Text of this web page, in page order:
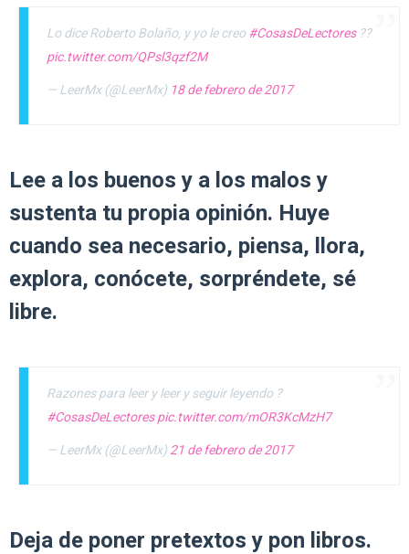
Lo dice Roberto Bolaño, y yo le creo #CosasDeLectores??
pic.twitter.com/QPsl3qzf2M
— LeerMx (@LeerMx) 18 de febrero de 2017
Lee a los buenos y a los malos y
sustenta tu propia opinión. Huye
cuando sea necesario, piensa, llora,
explora, conócete, sorpréndete, sé
libre.
Razones para leer y leer y seguir leyendo ?
#CosasDeLectores pic.twitter.com/mOR3KcMzH7
— LeerMx (@LeerMx) 21 de febrero de 2017
Deja de poner pretextos y pon libros.